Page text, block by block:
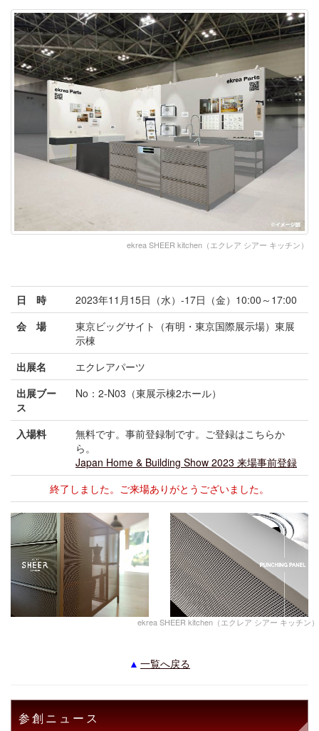
ekrea SHEER kitchen（エクレア シアー キッチン）
日 時
2023年11月15日（水）-17日（金）10:00～17:00
会 場
東京ビッグサイト（有明・東京国際展示場）東展
示棟
出展名
エクレアパーツ
出展ブー
ス
No：2-N03（東展示棟2ホール）
入場料
無料です。事前登録制です。ご登録はこちらか
ら。
Japan Home & Building Show 2023 来場事前登録
終了しました。ご来場ありがとうございました。
ekrea SHEER kitchen（エクレア シアー キッチン）
一覧へ戻る
参創ニュース